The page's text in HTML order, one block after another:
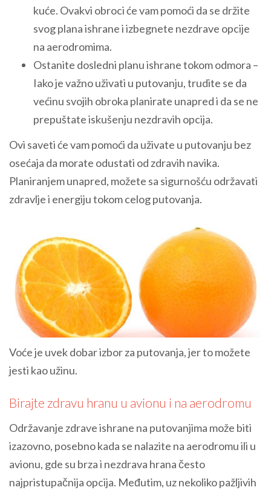
kuće. Ovakvi obroci će vam pomoći da se držite
svog plana ishrane i izbegnete nezdrave opcije
na aerodromima.
Ostanite dosledni planu ishrane tokom odmora –
Iako je važno uživati u putovanju, trudite se da
većinu svojih obroka planirate unapred i da se ne
prepuštate iskušenju nezdravih opcija.
Ovi saveti će vam pomoći da uživate u putovanju bez
osećaja da morate odustati od zdravih navika.
Planiranjem unapred, možete sa sigurnošću održavati
zdravlje i energiju tokom celog putovanja.
Voće je uvek dobar izbor za putovanja, jer to možete
jesti kao užinu.
Birajte zdravu hranu u avionu i na aerodromu
Održavanje zdrave ishrane na putovanjima može biti
izazovno, posebno kada se nalazite na aerodromu ili u
avionu, gde su brza i nezdrava hrana često
najpristupačnija opcija. Međutim, uz nekoliko pažljivih